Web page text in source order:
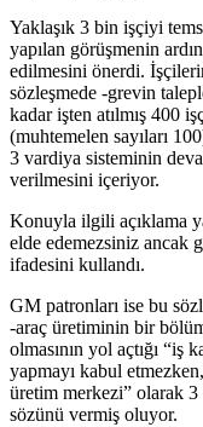
Yaklaşık 3 bin işçiyi
yapılan görüşmenin
edilmesini önerdi.
sözleşmede -grevin
kadar işten atılmış 400
(muhtemelen sayıları
3 vardiya sisteminin
verilmesini içeriyor.
Konuyla ilgili açıklama
elde edemezsiniz ancak
ifadesini kullandı.
GM patronları ise bu
-araç üretiminin bir
olmasının yol açtığı “iş
yapmayı kabul
üretim merkezi” olarak
sözünü vermiş oluyor.